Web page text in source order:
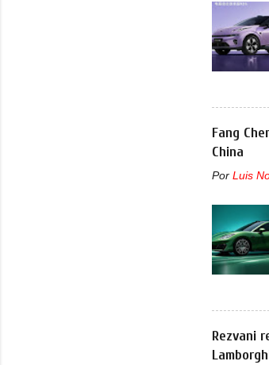
Fang
China
Por Luis
Rezvani